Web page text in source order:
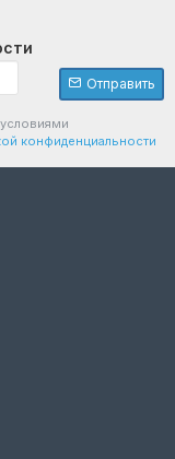
в
до -35°C.
или с
Отправить
конфиденциальности